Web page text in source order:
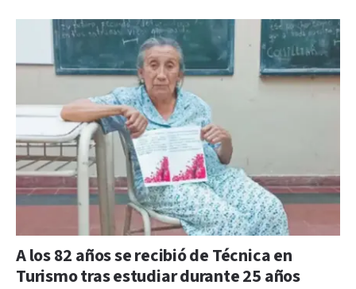
A los 82 años se recibió de Técnica en
Turismo tras estudiar durante 25 años